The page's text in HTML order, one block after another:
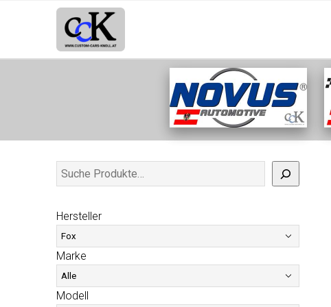
Hersteller
Marke
Modell